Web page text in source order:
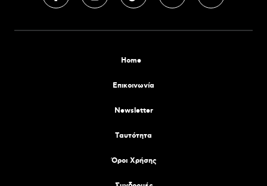
Home
Επικοινωνία
Newsletter
Tαυτότητα
Όροι Χρήσης